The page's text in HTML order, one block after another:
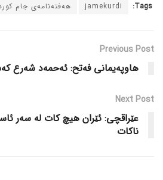
Tags:
jamekurdi هەفتەنامەی جام کوردی
Previous Post
هاوپەیمانی فەتح: ئەحمەد شەرع
Next Post
عێراقچی: ئێران هیچ کات لە سەر
ناکات